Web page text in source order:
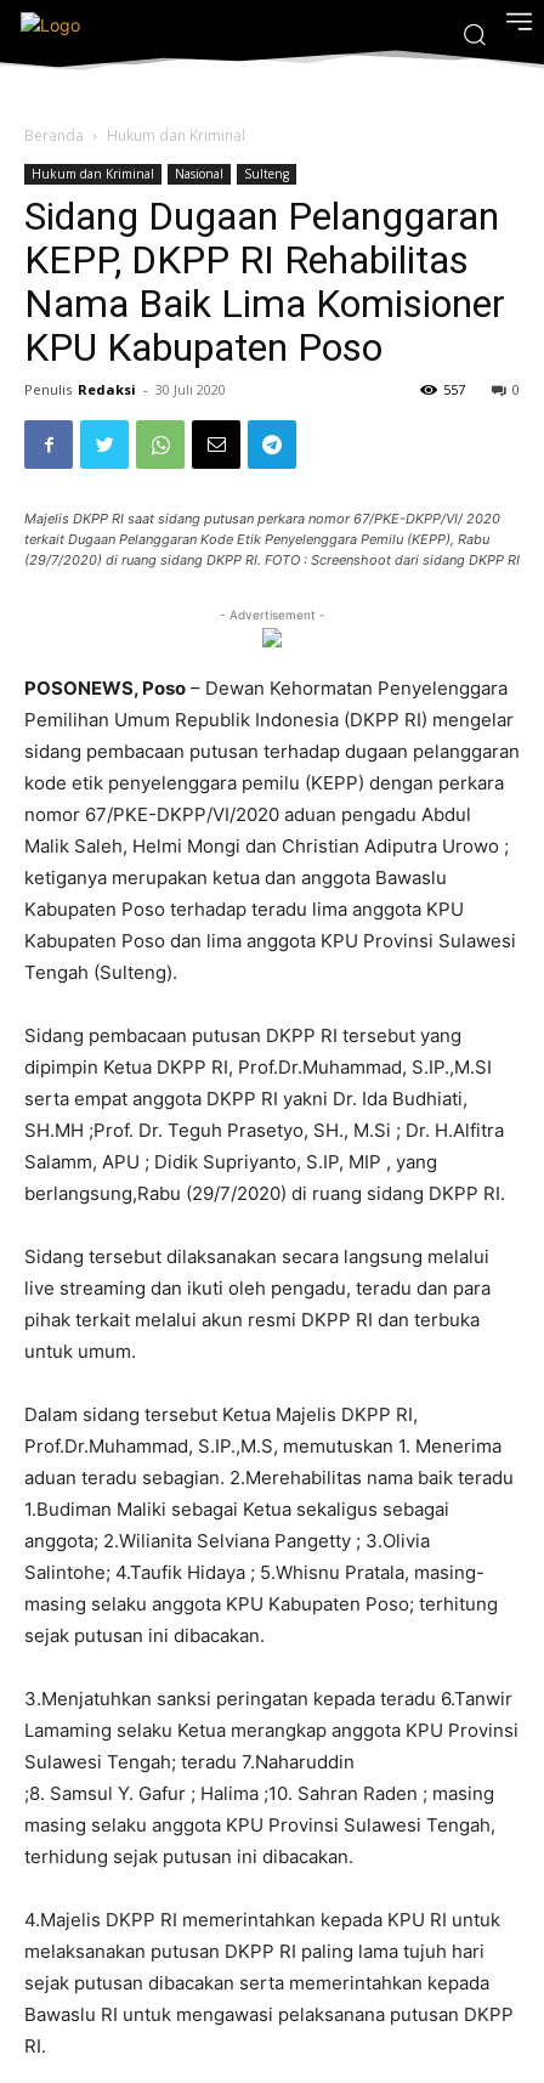
Beranda Hukum dan Kriminal
Hukum dan Kriminal Nasional Sulteng
Sidang Dugaan Pelanggaran
KEPP, DKPP RI Rehabilitas
Nama Baik Lima Komisioner
KPU Kabupaten Poso
Penulis Redaksi - 30 Juli 2020 0
557
Majelis DKPP RI saat sidang putusan perkara nomor 67/PKE-DKPP/VI/ 2020
terkait Dugaan Pelanggaran Kode Etik Penyelenggara Pemilu (KEPP), Rabu
(29/7/2020) di ruang sidang DKPP RI. FOTO : Screenshoot dari sidang DKPP RI
- Advertisement -
POSONEWS, Poso – Dewan Kehormatan Penyelenggara
Pemilihan Umum Republik Indonesia (DKPP RI) mengelar
sidang pembacaan putusan terhadap dugaan pelanggaran
kode etik penyelenggara pemilu (KEPP) dengan perkara
nomor 67/PKE-DKPP/VI/2020 aduan pengadu Abdul
Malik Saleh, Helmi Mongi dan Christian Adiputra Urowo ;
ketiganya merupakan ketua dan anggota Bawaslu
Kabupaten Poso terhadap teradu lima anggota KPU
Kabupaten Poso dan lima anggota KPU Provinsi Sulawesi
Tengah (Sulteng).
Sidang pembacaan putusan DKPP RI tersebut yang
dipimpin Ketua DKPP RI, Prof.Dr.Muhammad, S.IP.,M.SI
serta empat anggota DKPP RI yakni Dr. Ida Budhiati,
SH.MH ;Prof. Dr. Teguh Prasetyo, SH., M.Si ; Dr. H.Alfitra
Salamm, APU ; Didik Supriyanto, S.IP, MIP , yang
berlangsung,Rabu (29/7/2020) di ruang sidang DKPP RI.
Sidang tersebut dilaksanakan secara langsung melalui
live streaming dan ikuti oleh pengadu, teradu dan para
pihak terkait melalui akun resmi DKPP RI dan terbuka
untuk umum.
Dalam sidang tersebut Ketua Majelis DKPP RI,
Prof.Dr.Muhammad, S.IP.,M.S, memutuskan 1. Menerima
aduan teradu sebagian. 2.Merehabilitas nama baik teradu
1.Budiman Maliki sebagai Ketua sekaligus sebagai
anggota; 2.Wilianita Selviana Pangetty ; 3.Olivia
Salintohe; 4.Taufik Hidaya ; 5.Whisnu Pratala, masing-
masing selaku anggota KPU Kabupaten Poso; terhitung
sejak putusan ini dibacakan.
3.Menjatuhkan sanksi peringatan kepada teradu 6.Tanwir
Lamaming selaku Ketua merangkap anggota KPU Provinsi
Sulawesi Tengah; teradu 7.Naharuddin
;8. Samsul Y. Gafur ; Halima ;10. Sahran Raden ; masing
masing selaku anggota KPU Provinsi Sulawesi Tengah,
terhidung sejak putusan ini dibacakan.
4.Majelis DKPP RI memerintahkan kepada KPU RI untuk
melaksanakan putusan DKPP RI paling lama tujuh hari
sejak putusan dibacakan serta memerintahkan kepada
Bawaslu RI untuk mengawasi pelaksanana putusan DKPP
RI.